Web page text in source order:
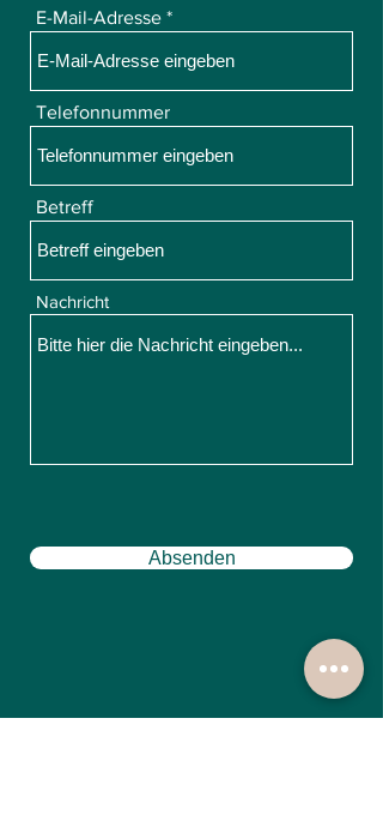
E-Mail-Adresse
Telefonnummer
Betreff
Nachricht
Absenden